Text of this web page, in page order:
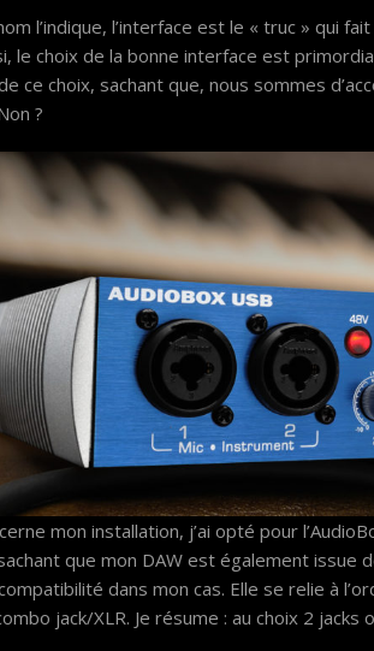
l’indique, l’interface est le « truc » qui
le choix de la bonne interface est
ce choix, sachant que, nous sommes
?
mon installation, j’ai opté pour
que mon DAW est également issue
dans mon cas. Elle se relie à
jack/XLR. Je résume : au choix 2